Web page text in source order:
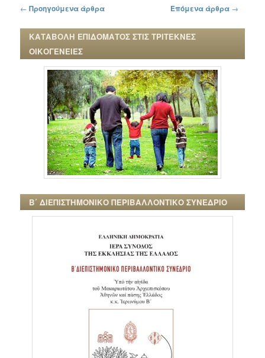
Πλοήγηση στα άρθρα
← Προηγούμενα άρθρα Επόμενα άρθρα →
ΚΑΤΑΒΟΛΗ ΕΠΙΔΟΜΑΤΟΣ ΣΤΙΣ ΤΡΙΤΕΚΝΕΣ
ΟΙΚΟΓΕΝΕΙΕΣ
Β΄ ΔΙΕΠΙΣΤΗΜΟΝΙΚΟ ΠΕΡΙΒΑΛΛΟΝΤΙΚΟ ΣΥΝΕΔΡΙΟ